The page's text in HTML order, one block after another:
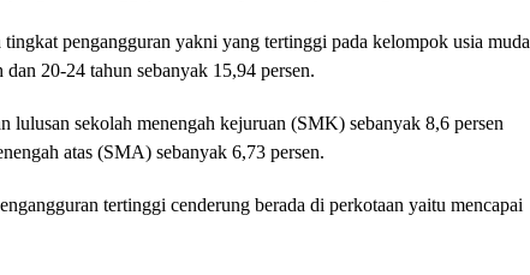
pengangguran yakni yang tertinggi pada kelompok usia muda
20-24 tahun sebanyak 15,94 persen.
lulusan sekolah menengah kejuruan (SMK) sebanyak 8,6 persen
atas (SMA) sebanyak 6,73 persen.
tertinggi cenderung berada di perkotaan yaitu mencapai